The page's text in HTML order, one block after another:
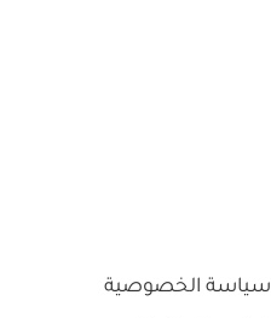
سياسة الخصوصية